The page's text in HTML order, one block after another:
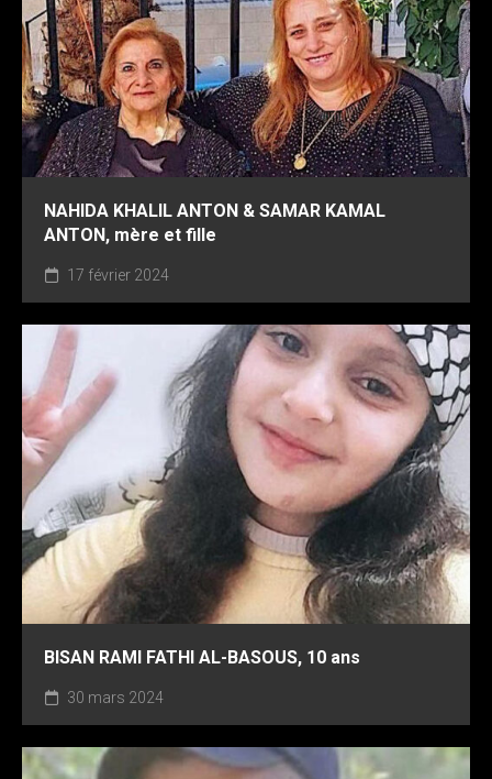
NAHIDA KHALIL ANTON & SAMAR KAMAL
ANTON, mère et fille
17 février 2024
BISAN RAMI FATHI AL-BASOUS, 10 ans
30 mars 2024